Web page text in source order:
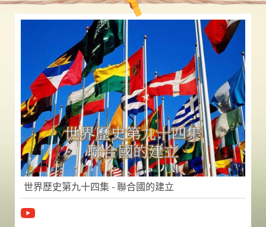
世界歷史第九十四集 - 聯合國的建立